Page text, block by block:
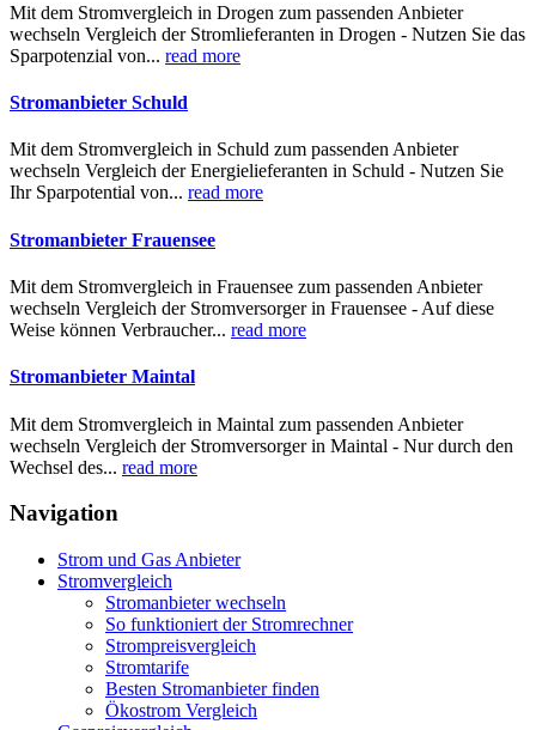
Mit dem Stromvergleich in Drogen zum passenden Anbieter
wechseln Vergleich der Stromlieferanten in Drogen - Nutzen Sie das
Sparpotenzial von... read more
Stromanbieter Schuld
Mit dem Stromvergleich in Schuld zum passenden Anbieter
wechseln Vergleich der Energielieferanten in Schuld - Nutzen Sie
Ihr Sparpotential von... read more
Stromanbieter Frauensee
Mit dem Stromvergleich in Frauensee zum passenden Anbieter
wechseln Vergleich der Stromversorger in Frauensee - Auf diese
Weise können Verbraucher... read more
Stromanbieter Maintal
Mit dem Stromvergleich in Maintal zum passenden Anbieter
wechseln Vergleich der Stromversorger in Maintal - Nur durch den
Wechsel des... read more
Navigation
Strom und Gas Anbieter
Stromvergleich
Stromanbieter wechseln
So funktioniert der Stromrechner
Strompreisvergleich
Stromtarife
Besten Stromanbieter finden
Ökostrom Vergleich